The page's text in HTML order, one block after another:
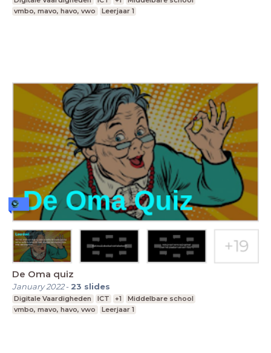
vmbo, mavo, havo, vwo
Leerjaar 1
De Oma quiz
January 2022- 23 slides
Digitale Vaardigheden ICT +1
Middelbare school
vmbo, mavo, havo, vwo
Leerjaar 1